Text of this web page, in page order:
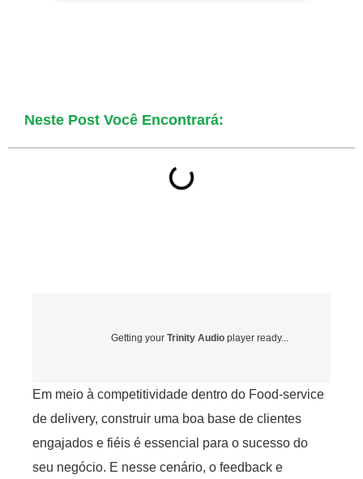
Neste Post Você Encontrará:
Getting your Trinity Audio player ready...
Em meio à competitividade dentro do Food-service
de delivery, construir uma boa base de clientes
engajados e fiéis é essencial para o sucesso do
seu negócio. E nesse cenário, o feedback e